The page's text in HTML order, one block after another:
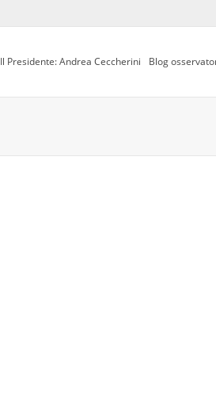
Il Presidente: Andrea Ceccherini Blog